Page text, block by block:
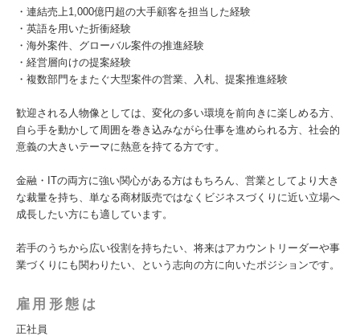
・連結売上1,000億円超の大手顧客を担当した経験
・英語を用いた折衝経験
・海外案件、グローバル案件の推進経験
・経営層向けの提案経験
・複数部門をまたぐ大型案件の営業、入札、提案推進経験
歓迎される人物像としては、変化の多い環境を前向きに楽しめる方、
自ら手を動かして周囲を巻き込みながら仕事を進められる方、社会的
意義の大きいテーマに熱意を持てる方です。
金融・ITの両方に強い関心がある方はもちろん、営業としてより大き
な裁量を持ち、単なる商材販売ではなくビジネスづくりに近い立場へ
成長したい方にも適しています。
若手のうちから広い役割を持ちたい、将来はアカウントリーダーや事
業づくりにも関わりたい、という志向の方に向いたポジションです。
雇用形態は
正社員